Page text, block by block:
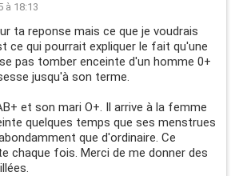
à 18:13
ta reponse mais ce que je voudrais
ce qui pourrait expliquer le fait qu'une
pas tomber enceinte d'un homme 0+
jusqu'à son terme.
et son mari O+. Il arrive à la femme
quelques temps que ses menstrues
que d'ordinaire. Ce
chaque fois. Merci de me donner des